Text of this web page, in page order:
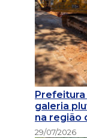
galeria
na região
29/07/2026